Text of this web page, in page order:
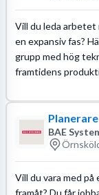
Vill du leda
en expansiv fas?
grupp med hög
framtidens
Planerare
BAE
Vill du vara med på
framåt? Du får